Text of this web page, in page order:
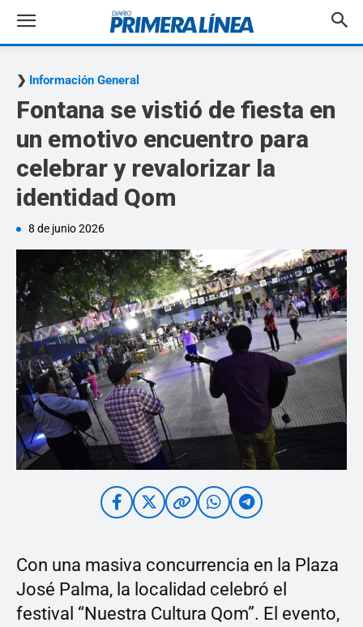
Información General
Fontana se vistió de fiesta en
un emotivo encuentro para
celebrar y revalorizar la
identidad Qom
8 de junio 2026
Con una masiva concurrencia en la Plaza
José Palma, la localidad celebró el
festival “Nuestra Cultura Qom”. El evento,